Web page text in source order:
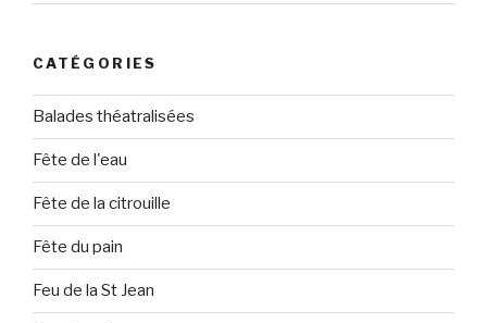
CATÉGORIES
Balades théatralisées
Fête de l'eau
Fête de la citrouille
Fête du pain
Feu de la St Jean